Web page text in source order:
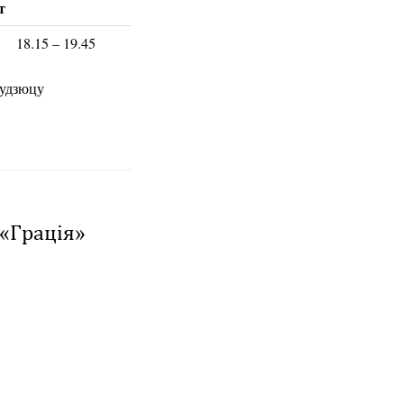
18.15 – 19.45